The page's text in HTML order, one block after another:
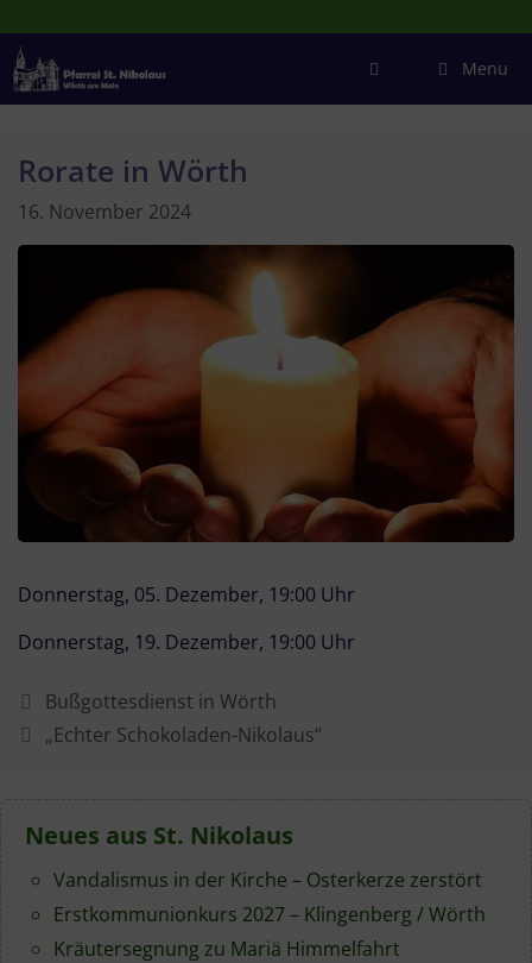
Inhalt
springen
Menu
Rorate in Wörth
16. November 2024
Donnerstag, 05. Dezember, 19:00 Uhr
Donnerstag, 19. Dezember, 19:00 Uhr
Bußgottesdienst in Wörth
„Echter Schokoladen-Nikolaus“
Neues aus St. Nikolaus
Vandalismus in der Kirche – Osterkerze zerstört
Erstkommunionkurs 2027 – Klingenberg / Wörth
Kräutersegnung zu Mariä Himmelfahrt